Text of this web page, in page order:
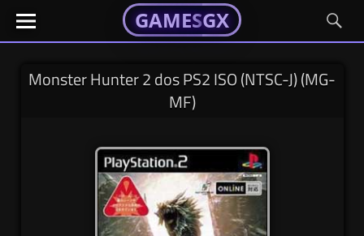
Skip
GAMESGX
El
portal
tus
GAMESGX
GAMESGX
El
portal
tus
Monster Hunter 2 dos PS2 ISO (NTSC-J) (MG-
MF)